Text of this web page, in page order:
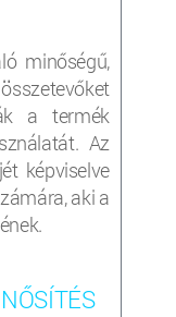
minőségű,
a termék
Az
képviselve
aki a